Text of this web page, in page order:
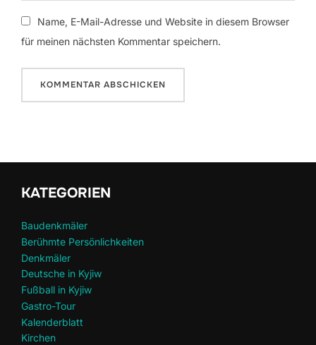
Name, E-Mail-Adresse und Website in diesem Browser
für meinen nächsten Kommentar speichern.
KATEGORIEN
Baudenkmäler
Berühmte Persönlichkeiten
Denkmäler
Deutsche in Kyjiw
Fußball in Kyjiw
Gastro-Tour
Kalenderblatt
Kirchen